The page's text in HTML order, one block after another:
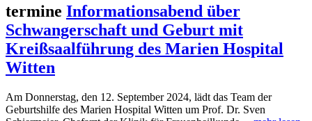
termine Informationsabend über
Schwangerschaft und Geburt mit
Kreißsaalführung des Marien Hospital
Witten
Am Donnerstag, den 12. September 2024, lädt das Team der
Geburtshilfe des Marien Hospital Witten um Prof. Dr. Sven